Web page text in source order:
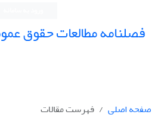
فصلنامه مطالعات حقوق
صفحه اصلی
فهرست مقالات